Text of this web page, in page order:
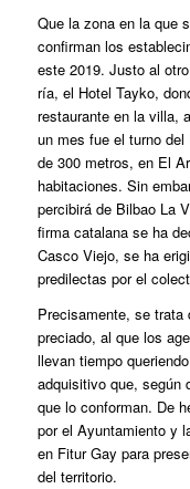
Que la zona en la que
confirman los
este 2019. Justo al
ría, el Hotel Tayko,
restaurante en la villa,
un mes fue el turno
de 300 metros, en El
habitaciones. Sin
percibirá de Bilbao La
firma catalana se ha
Casco Viejo, se ha
predilectas por el
Precisamente, se
preciado, al que los
llevan tiempo
adquisitivo que, según
que lo conforman. De
por el Ayuntamiento y
en Fitur Gay para
del territorio.